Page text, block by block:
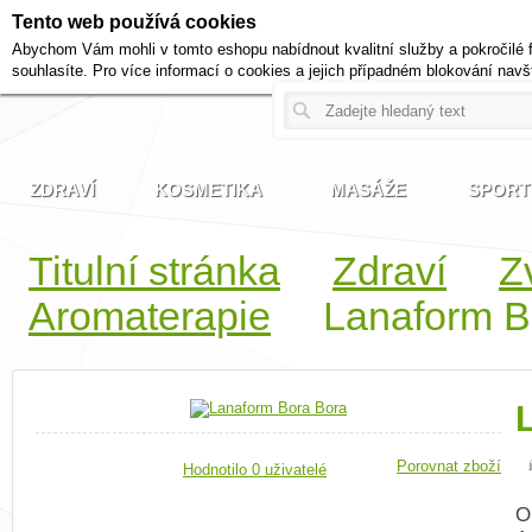
Titulní stránka Zdraví
Aromaterapie
Lanaform
Hodnotilo 0 uživatelé Porovnat zboží
Pracovní dny od 9 do 17
ZDRAVÍ KOSMETIKA MASÁŽE SPORT
Tento web používá cookies
Abychom Vám mohli v tomto eshopu nabídnout kvalitní služby a
souhlasíte. Pro více informací o cookies a jejich případném blokování